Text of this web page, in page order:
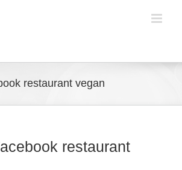
restaurant vegan
restaurant